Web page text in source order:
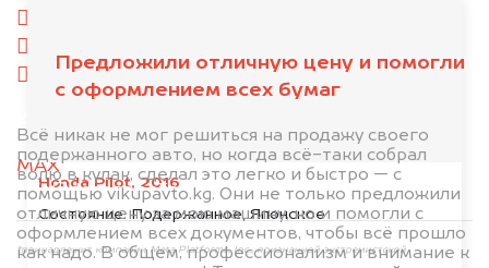
Honda Pilot, 2016
Состояние:Подержанное, Японское
Предложили отличную цену и помогли
с оформлением всех бумаг
Всё никак не мог решиться на продажу своего
подержанного авто, но когда всё-таки собрал
волю в кулак, сделал это легко и быстро — с
помощью vikupavto.kg. Они не только предложили
отличную цену за мою машину, но и помогли с
оформлением всех документов, чтобы всё прошло
как надо. В общем, профессионализм и внимание к
салон
+996505018811 по WhatsApp*,в мессенджер
MAXили на электронную почту
info@dorogo.online
*принадлежит компании Meta Platforms, Inc., признанной экстремистской